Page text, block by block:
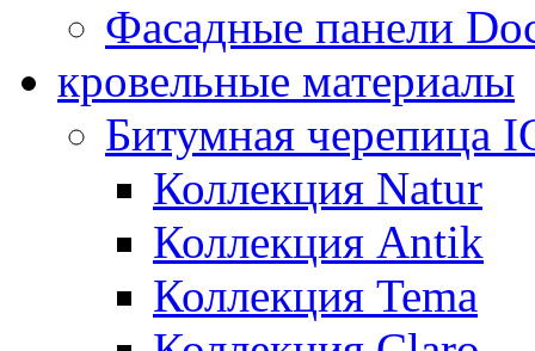
Фасадные панели
кровельные материалы
Битумная черепица
Коллекция Natur
Коллекция Antik
Коллекция Tema